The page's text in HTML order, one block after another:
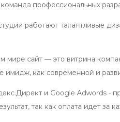
профессиональных
работают талантливые
мире сайт — это витрина
имидж, как современной и
и Google Adwords -
так как оплата идет